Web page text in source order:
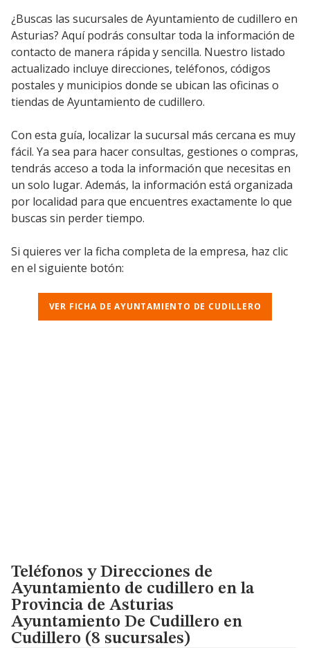
¿Buscas las sucursales de Ayuntamiento de cudillero en
Asturias? Aquí podrás consultar toda la información de
contacto de manera rápida y sencilla. Nuestro listado
actualizado incluye direcciones, teléfonos, códigos
postales y municipios donde se ubican las oficinas o
tiendas de Ayuntamiento de cudillero.
Con esta guía, localizar la sucursal más cercana es muy
fácil. Ya sea para hacer consultas, gestiones o compras,
tendrás acceso a toda la información que necesitas en
un solo lugar. Además, la información está organizada
por localidad para que encuentres exactamente lo que
buscas sin perder tiempo.
Si quieres ver la ficha completa de la empresa, haz clic
en el siguiente botón:
VER FICHA DE AYUNTAMIENTO DE CUDILLERO
Teléfonos y Direcciones de
Ayuntamiento de cudillero en la
Provincia de Asturias
Ayuntamiento De Cudillero en
Cudillero (8 sucursales)